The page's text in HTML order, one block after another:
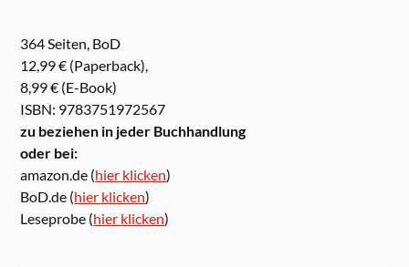
364 Seiten, BoD
12,99 € (Paperback),
8,99 € (E-Book)
ISBN: 9783751972567
zu beziehen in jeder Buchhandlung
oder bei:
amazon.de (hier klicken)
BoD.de (hier klicken)
Leseprobe (hier klicken)